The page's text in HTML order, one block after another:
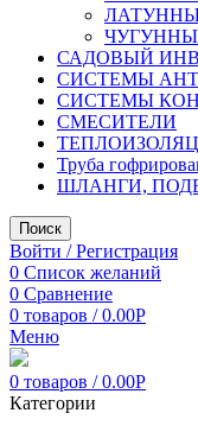
САДОВЫЙ
СИСТЕМЫ
СИСТЕМЫ
СМЕСИТЕЛИ
Труба
ШЛАНГИ,
Поиск
Войти / Регистрация
0 Список желаний
0 Сравнение
0 товаров / 0.00Р
Меню
0 товаров / 0.00Р
Категории